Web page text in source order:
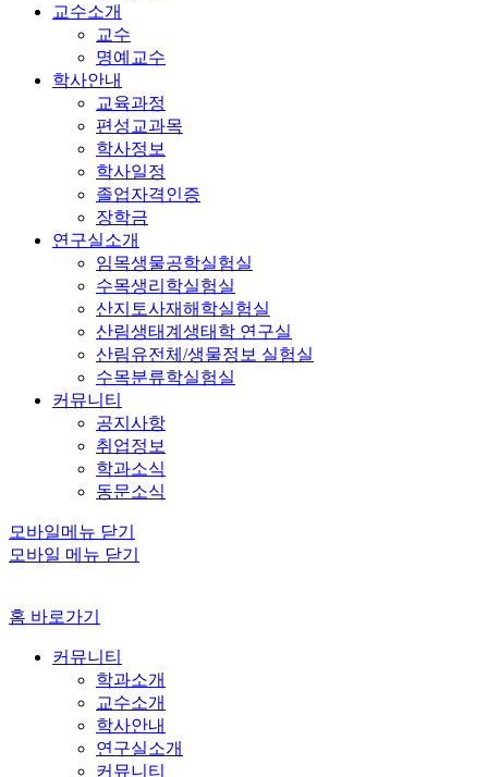
교수소개
교수
명예교수
학사안내
교육과정
편성교과목
학사정보
학사일정
졸업자격인증
장학금
연구실소개
임목생물공학실험실
수목생리학실험실
산지토사재해학실험실
산림생태계생태학 연구실
산림유전체/생물정보 실험실
수목분류학실험실
커뮤니티
공지사항
취업정보
학과소식
동문소식
모바일메뉴 닫기
모바일 메뉴 닫기
홈 바로가기
커뮤니티
학과소개
교수소개
학사안내
연구실소개
커뮤니티